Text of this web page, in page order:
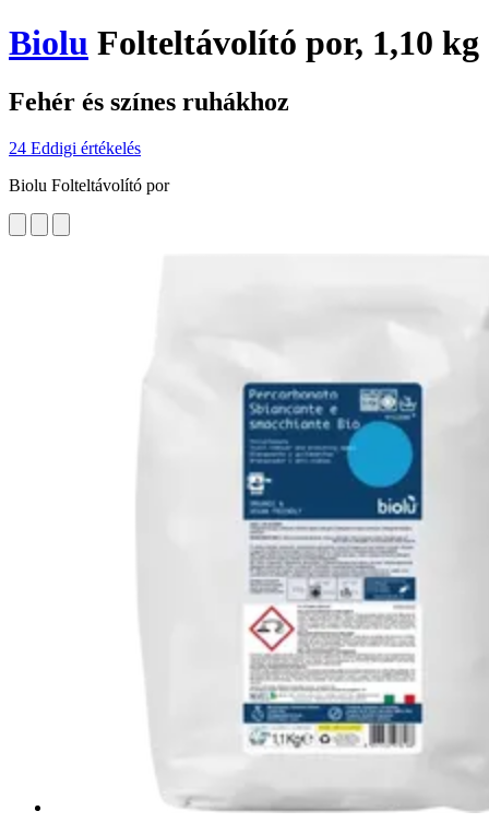
Biolu Folteltávolító por, 1,10 kg
Fehér és színes ruhákhoz
24 Eddigi értékelés
Biolu Folteltávolító por